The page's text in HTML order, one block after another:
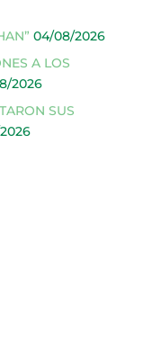
04/08/2026
A LOS
2026
SUS